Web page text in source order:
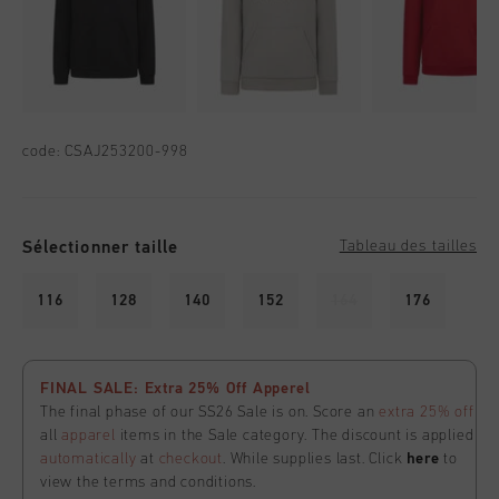
code: CSAJ253200-998
Sélectionner taille Tableau des tailles
116 128 140 152 176
FINAL SALE: Extra 25% Off Apperel
The final phase of our SS26 Sale is on. Score an extra 25% off
allapparel items in the Sale category. The discount is applied
automatically at checkout . While supplies last. Click here to
view the terms and conditions.